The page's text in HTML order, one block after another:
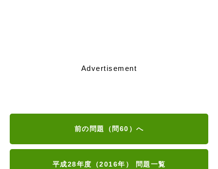
Advertisement
前の問題（問60）へ
平成28年度（2016年） 問題一覧